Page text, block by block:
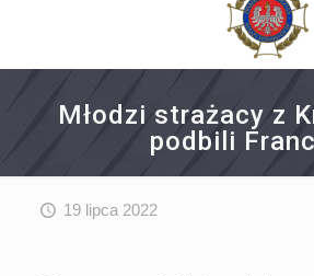
Młodzi strażacy z
podbili
19 lipca 2022